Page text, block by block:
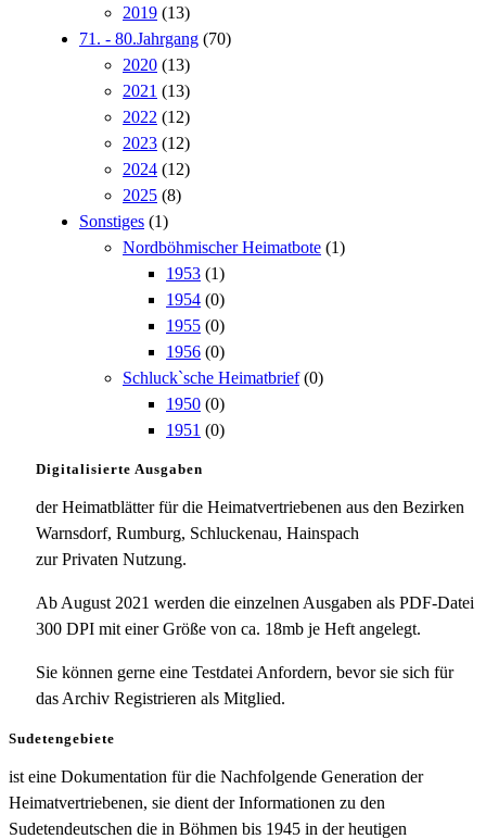
2019 (13)
71. - 80.Jahrgang (70)
2020 (13)
2021 (13)
2022 (12)
2023 (12)
2024 (12)
2025 (8)
Sonstiges (1)
Nordböhmischer Heimatbote (1)
1953 (1)
1954 (0)
1955 (0)
1956 (0)
Schluck`sche Heimatbrief (0)
1950 (0)
1951 (0)
Digitalisierte Ausgaben
der Heimatblätter für die Heimatvertriebenen aus den Bezirken
Warnsdorf, Rumburg, Schluckenau, Hainspach
zur Privaten Nutzung.
Ab August 2021 werden die einzelnen Ausgaben als PDF-Datei
300 DPI mit einer Größe von ca. 18mb je Heft angelegt.
Sie können gerne eine Testdatei Anfordern, bevor sie sich für
das Archiv Registrieren als Mitglied.
Sudetengebiete
ist eine Dokumentation für die Nachfolgende Generation der
Heimatvertriebenen, sie dient der Informationen zu den
Sudetendeutschen die in Böhmen bis 1945 in der heutigen